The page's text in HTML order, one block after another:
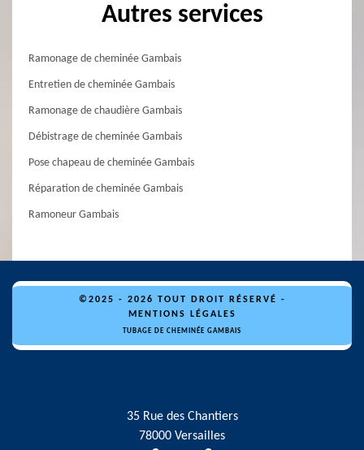
Autres services
Ramonage de cheminée Gambais
Entretien de cheminée Gambais
Ramonage de chaudière Gambais
Débistrage de cheminée Gambais
Pose chapeau de cheminée Gambais
Réparation de cheminée Gambais
Ramoneur Gambais
©2025 - 2026 TOUT DROIT RÉSERVÉ -
MENTIONS LÉGALES
TUBAGE DE CHEMINÉE GAMBAIS
35 Rue des Chantiers
78000 Versailles